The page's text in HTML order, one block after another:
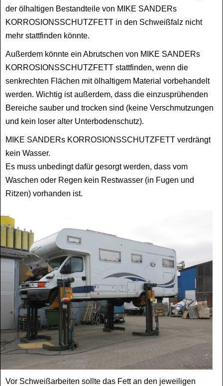
der ölhaltigen Bestandteile von MIKE SANDERs
KORROSIONSSCHUTZFETT in den Schweißfalz nicht
mehr stattfinden könnte.
Außerdem könnte ein Abrutschen von MIKE SANDERs
KORROSIONSSCHUTZFETT stattfinden, wenn die
senkrechten Flächen mit ölhaltigem Material vorbehandelt
werden. Wichtig ist außerdem, dass die einzusprühenden
Bereiche sauber und trocken sind (keine Verschmutzungen
und kein loser alter Unterbodenschutz).
MIKE SANDERs KORROSIONSSCHUTZFETT verdrängt
kein Wasser.
Es muss unbedingt dafür gesorgt werden, dass vom
Waschen oder Regen kein Restwasser (in Fugen und
Ritzen) vorhanden ist.
Vor Schweißarbeiten sollte das Fett an den jeweiligen